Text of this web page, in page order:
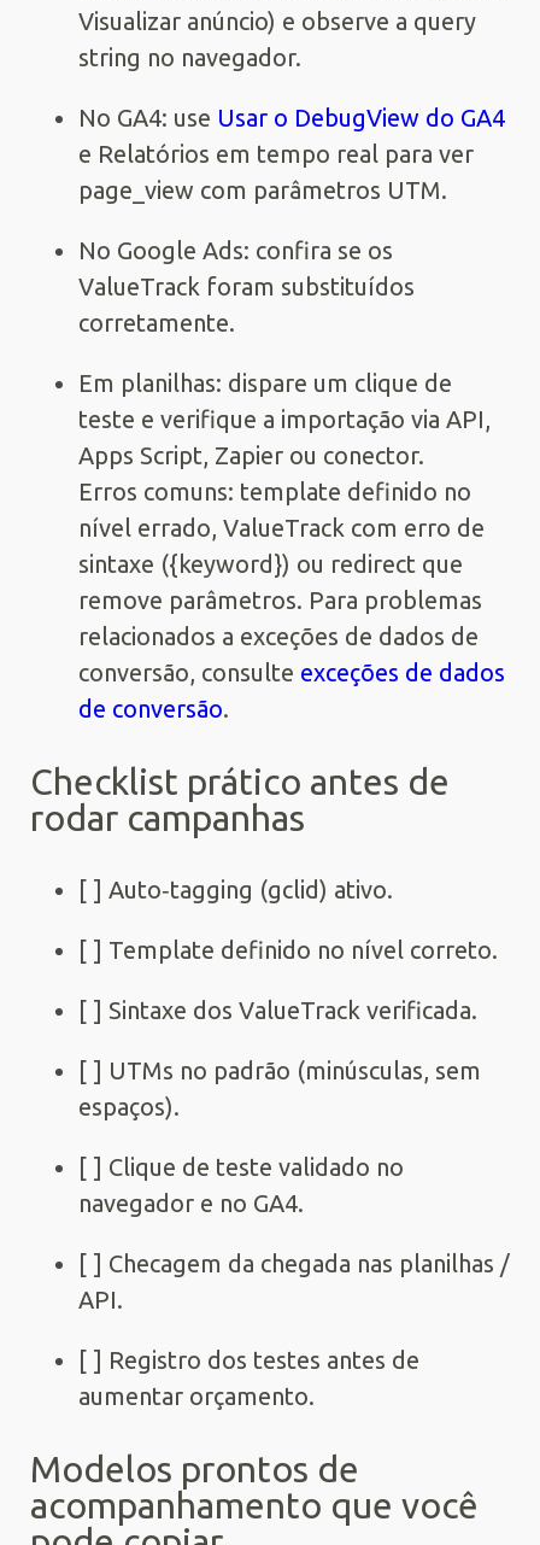
Visualizar anúncio) e observe a query
string no navegador.
No GA4: use Usar o DebugView do GA4
e Relatórios em tempo real para ver
page_view com parâmetros UTM.
No Google Ads: confira se os
ValueTrack foram substituídos
corretamente.
Em planilhas: dispare um clique de
teste e verifique a importação via API,
Apps Script, Zapier ou conector.
Erros comuns: template definido no
nível errado, ValueTrack com erro de
sintaxe ({keyword}) ou redirect que
remove parâmetros. Para problemas
relacionados a exceções de dados de
conversão, consulte exceções de dados
de conversão.
Checklist prático antes de
rodar campanhas
[ ] Auto‑tagging (gclid) ativo.
[ ] Template definido no nível correto.
[ ] Sintaxe dos ValueTrack verificada.
[ ] UTMs no padrão (minúsculas, sem
espaços).
[ ] Clique de teste validado no
navegador e no GA4.
[ ] Checagem da chegada nas planilhas /
API.
[ ] Registro dos testes antes de
aumentar orçamento.
Modelos prontos de
acompanhamento que você